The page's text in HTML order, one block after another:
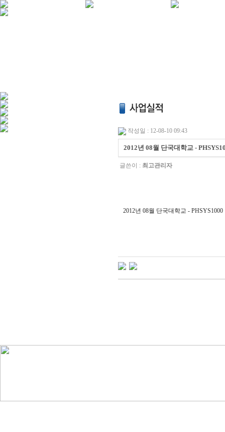
작성일 : 12-08-10 09:43
2012년 08월 단국대학교 -
글쓴이 : 최고관리자
2012년 08월 단국대학교 - PHSYS1000